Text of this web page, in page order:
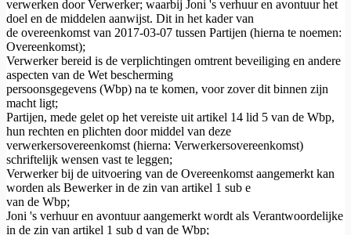
verwerken door Verwerker; waarbij Joni 's verhuur en avontuur het
doel en de middelen aanwijst. Dit in het kader van
de overeenkomst van 2017-03-07 tussen Partijen (hierna te noemen:
Overeenkomst);
Verwerker bereid is de verplichtingen omtrent beveiliging en andere
aspecten van de Wet bescherming
persoonsgegevens (Wbp) na te komen, voor zover dit binnen zijn
macht ligt;
Partijen, mede gelet op het vereiste uit artikel 14 lid 5 van de Wbp,
hun rechten en plichten door middel van deze
verwerkersovereenkomst (hierna: Verwerkersovereenkomst)
schriftelijk wensen vast te leggen;
Verwerker bij de uitvoering van de Overeenkomst aangemerkt kan
worden als Bewerker in de zin van artikel 1 sub e
van de Wbp;
Joni 's verhuur en avontuur aangemerkt wordt als Verantwoordelijke
in de zin van artikel 1 sub d van de Wbp;